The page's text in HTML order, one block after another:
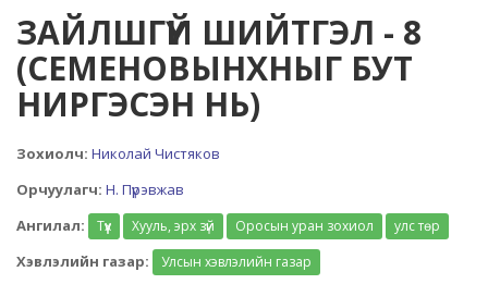
ЗАЙЛШГҮЙ ШИЙТГЭЛ - 8
(СЕМЕНОВЫНХНЫГ БУТ
НИРГЭСЭН НЬ)
Зохиолч: Николай Чистяков
Орчуулагч: Н. Пүрэвжав
Ангилал:
Түүх Хууль, эрх зүй Оросын уран зохиол улс төр
Хэвлэлийн газар:
Улсын хэвлэлийн газар